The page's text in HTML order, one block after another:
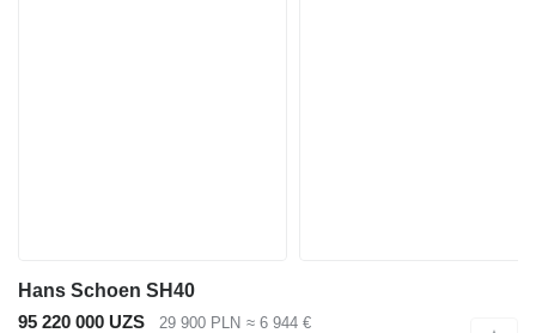
Hans Schoen SH40
95 220 000 UZS
29 900 PLN ≈ 6 944 €